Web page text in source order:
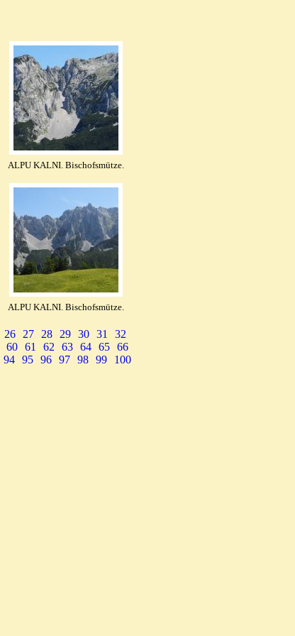
ALPU KALNI. Bischofsmütze.
ALPU KALNI. Bischofsmütze.
26 27 28 29 30 31
32
60 61 62 63 64 65 66
94 95 96 97 98 99
100